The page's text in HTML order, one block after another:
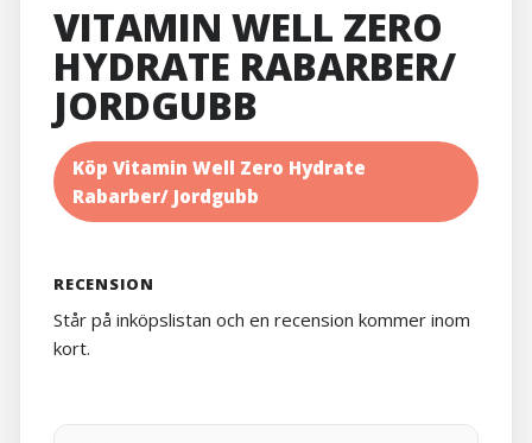
VITAMIN WELL ZERO
HYDRATE RABARBER/
JORDGUBB
Köp Vitamin Well Zero Hydrate
Rabarber/ Jordgubb
RECENSION
Står på inköpslistan och en recension kommer inom
kort.